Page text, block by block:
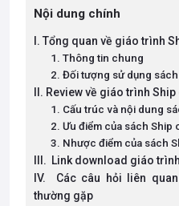
Nội dung chính
I. Tổng quan về giáo trình
1. Thông tin chung
2. Đối tượng sử dụng
II. Review về giáo trình
1. Cấu trúc và nội dung
2. Ưu điểm của sách Ship
3. Nhược điểm của sách
III. Link download giáo
IV. Các câu hỏi liên
thường gặp